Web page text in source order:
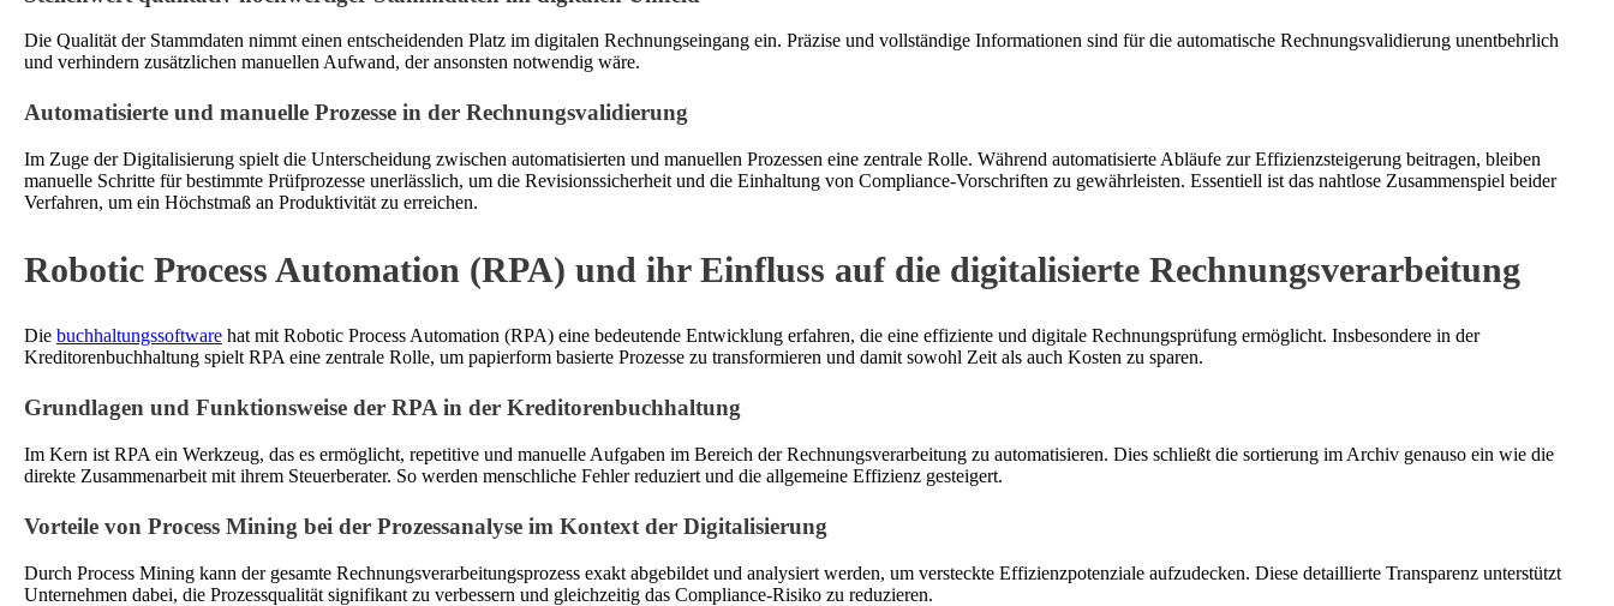
Die Qualität der Stammdaten nimmt einen entscheidenden Platz im digitalen Rechnungseingang ein. Präzise und vollständige Informationen sind für die automatische Rechnungsvalidierung unentbehrlich
und verhindern zusätzlichen manuellen Aufwand, der ansonsten notwendig wäre.
Automatisierte und manuelle Prozesse in der Rechnungsvalidierung
Im Zuge der Digitalisierung spielt die Unterscheidung zwischen automatisierten und manuellen Prozessen eine zentrale Rolle. Während automatisierte Abläufe zur Effizienzsteigerung beitragen, bleiben
manuelle Schritte für bestimmte Prüfprozesse unerlässlich, um die Revisionssicherheit und die Einhaltung von Compliance-Vorschriften zu gewährleisten. Essentiell ist das nahtlose Zusammenspiel beider
Verfahren, um ein Höchstmaß an Produktivität zu erreichen.
Robotic Process Automation (RPA) und ihr Einfluss auf die digitalisierte Rechnungsverarbeitung
Die buchhaltungssoftware hat mit Robotic Process Automation (RPA) eine bedeutende Entwicklung erfahren, die eine effiziente und digitale Rechnungsprüfung ermöglicht. Insbesondere in der
Kreditorenbuchhaltung spielt RPA eine zentrale Rolle, um papierform basierte Prozesse zu transformieren und damit sowohl Zeit als auch Kosten zu sparen.
Grundlagen und Funktionsweise der RPA in der Kreditorenbuchhaltung
Im Kern ist RPA ein Werkzeug, das es ermöglicht, repetitive und manuelle Aufgaben im Bereich der Rechnungsverarbeitung zu automatisieren. Dies schließt die sortierung im Archiv genauso ein wie die
direkte Zusammenarbeit mit ihrem Steuerberater. So werden menschliche Fehler reduziert und die allgemeine Effizienz gesteigert.
Vorteile von Process Mining bei der Prozessanalyse im Kontext der Digitalisierung
Durch Process Mining kann der gesamte Rechnungsverarbeitungsprozess exakt abgebildet und analysiert werden, um versteckte Effizienzpotenziale aufzudecken. Diese detaillierte Transparenz unterstützt
Unternehmen dabei, die Prozessqualität signifikant zu verbessern und gleichzeitig das Compliance-Risiko zu reduzieren.